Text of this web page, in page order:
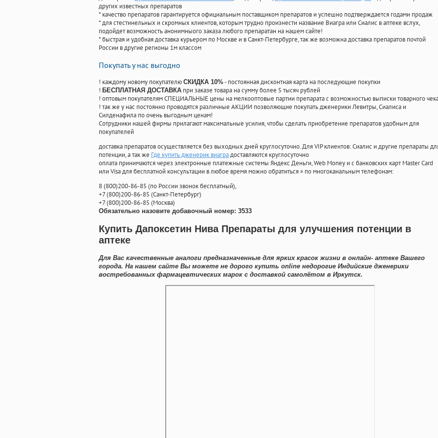
других известных препаратов
* качество препаратов гарантируется официальным поставщиком препаратов и успешно подтверждается годами продаж
* для стестинельных и скромных клиентов, которым трудно произнести название Виагра или Сиалис в аптеке вслух,
подойдет возможность анонимныого заказа любого препаратан на нашем сайте!
* быстрая и удобная доставка курьером по Москве и в Санкт-Петербурге, так же возможна доставка препаратов почтой
России в другие регионы 1м классом
Покупать у нас выгодно
! каждому новому покупателю СКИДКА 10%- постоянная дисконтная карта на последующие покупки
! БЕСПЛАТНАЯ ДОСТАВКА при заказе товара на сумму более 5 тысяч рублей
! оптовым покупателям СПЕЦИАЛЬНЫЕ цены на мелкооптовые партии препарата с возможностью выписки товарного
! так же у нас постоянно проводятся различные АКЦИИ позволяющие покупать дженерики Левитры, Сиалиса и
Силденафила по очень выгодным ценам!
Cотрудники нашей фирмы прилагают максимальные усилия, чтобы сделать приобретение препаратов удобным для
покупателей
доставка препаратов осуществляется без выходных дней круглосуточно. Для VIP клиентов: Сиалис и другие препараты
потенции, а так же Где купить дженерик виаградоставляются круглосуточно
оплата принимаются через электронные платежные системы Яндекс Деньги, Web Money и с банковских карт Master Card
или Visa для бесплатной консультации в любое время можно обратиться» по многоканальным телефонам:
8(800)200-86-85 (по России звонок бесплатный),
+7(800)200-86-85 (Санкт-Петербург)
+7(800)200-86-85 (Москва)
Обязательно назовите добавочный номер: 3533
Купить Дапоксетин Нива Препараты для улучшения потенции в
аптеке
Для Вас качественные аналоги предназначенные для ярких красок жизни в онлайн- аптеке Вашего
города. На нашем сайте Вы можете не дорого купить online недорогие Индийские дженерики
востребованных фармацевтических марок с доставкой самолётом в Иркутск.